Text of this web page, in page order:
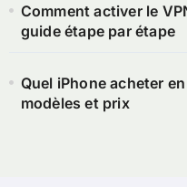
Comment activer le
guide étape par étape
Quel iPhone acheter
modèles et prix